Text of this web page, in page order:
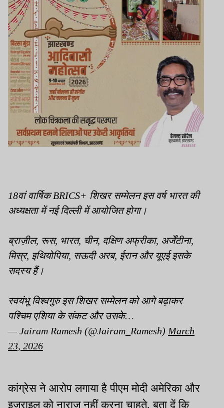
18वां वार्षिक BRICS+ शिखर सम्मेलन इस वर्ष भारत की
अध्यक्षता में नई दिल्ली में आयोजित होगा।
ब्राज़ील, रूस, भारत, चीन, दक्षिण अफ्रीका, अर्जेंटीना,
मिस्र, इथियोपिया, सऊदी अरब, ईरान और यूएई इसके
सदस्य हैं।
स्वयंभू विश्वगुरु इस शिखर सम्मेलन को आगे बढ़ाकर
पश्चिम एशिया के संकट और उसके…
— Jairam Ramesh (@Jairam_Ramesh) March
23, 2026
कांग्रेस ने आरोप लगाया है पीएम मोदी अमेरिका और
इजराइल को नाराज नहीं करना चाहते. बता दें कि